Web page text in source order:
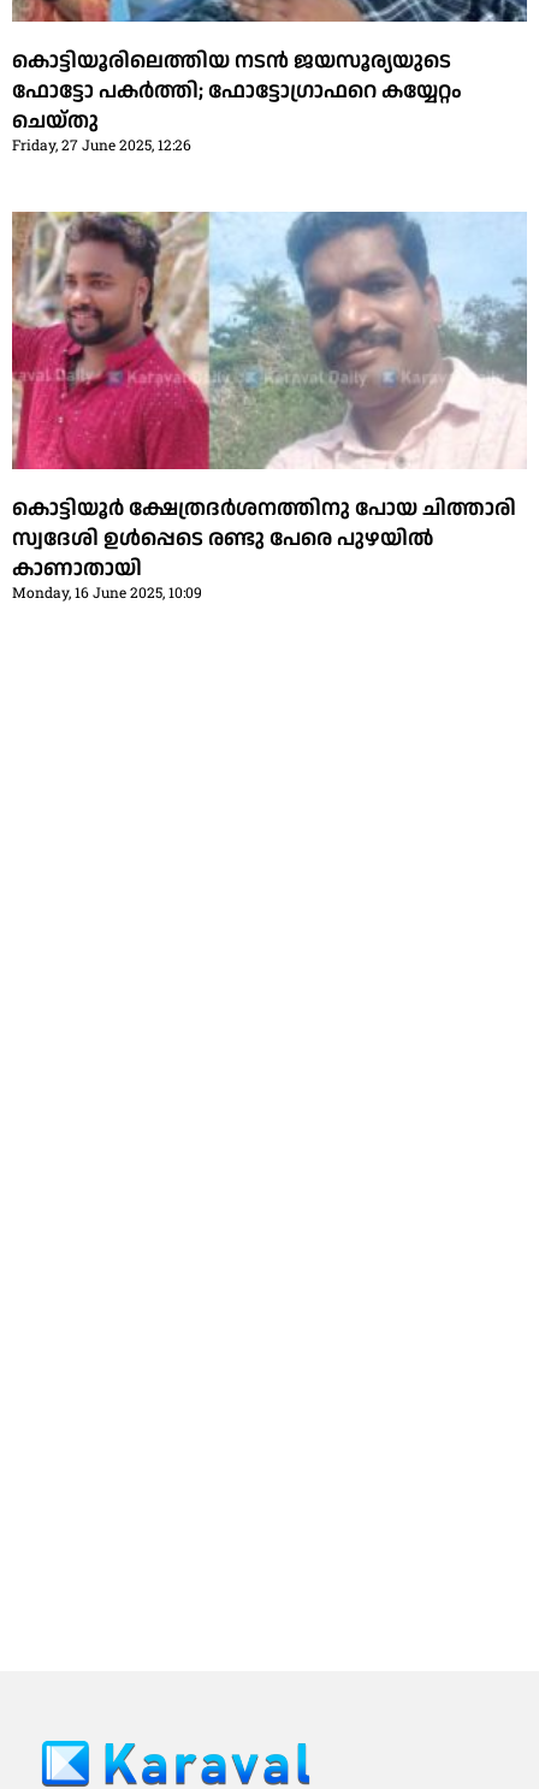
കൊട്ടിയൂരിലെത്തിയ നടന്‍ ജയസൂര്യയുടെ
ഫോട്ടോ പകര്‍ത്തി; ഫോട്ടോഗ്രാഫറെ കയ്യേറ്റം
ചെയ്തു
Friday, 27 June 2025, 12:26
കൊട്ടിയൂര്‍ ക്ഷേത്രദര്‍ശനത്തിനു പോയ ചിത്താരി
സ്വദേശി ഉള്‍പ്പെടെ രണ്ടു പേരെ പുഴയില്‍
കാണാതായി
Monday, 16 June 2025, 10:09